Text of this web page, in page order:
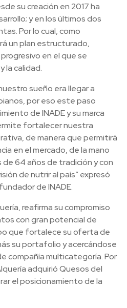
su creación en 2017 ha
y en los últimos dos
Por lo cual, como
un plan estructurado,
en el que se
la calidad.
sueño era llegar a
por eso este paso
de INADE y su marca
fortalecer nuestra
de manera que permitirá
en el mercado, de la mano
de 64 años de tradición y con
de nutrir al país” expresó
de INADE.
reafirma su compromiso
con gran potencial de
que fortalece su oferta de
su portafolio y acercándose
compañía multicategoría. Por
adquirió Quesos del
el posicionamiento de la